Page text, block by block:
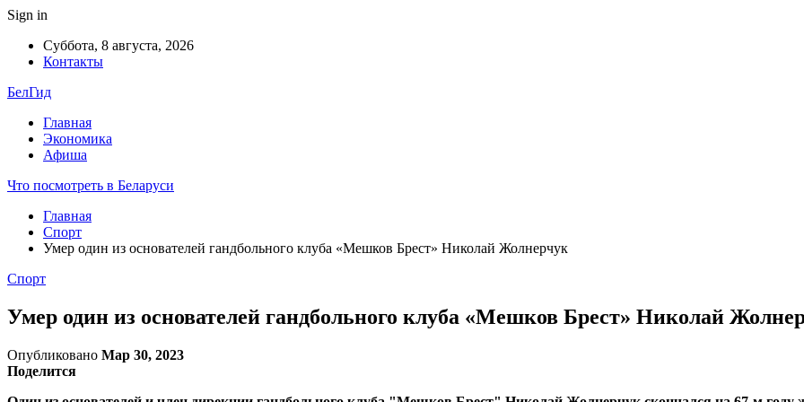
Sign in
Суббота, 8 августа, 2026
Контакты
БелГид
Главная
Экономика
Афиша
Что посмотреть в Беларуси
Главная
Спорт
Умер один из основателей гандбольного клуба «Мешков Брест» Николай Жолнерчук
Спорт
Умер один из основателей гандбольного клуба «Мешков Брест» Николай
Опубликовано Мар 30, 2023
Поделится